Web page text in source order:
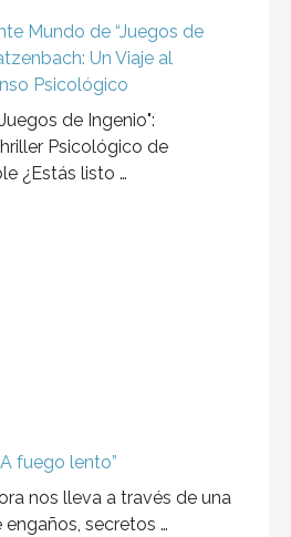
Mundo de “Juegos de
Un Viaje al
Psicológico
de Ingenio":
Psicológico de
¿Estás listo …
fuego lento”
nos lleva a través de una
secretos …